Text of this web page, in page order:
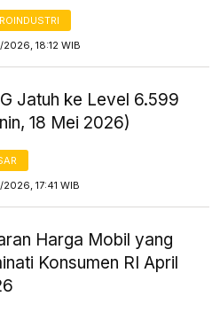
18:12 WIB
Jatuh ke Level 6.599
18 Mei 2026)
17:41 WIB
Harga Mobil yang
Konsumen RI April